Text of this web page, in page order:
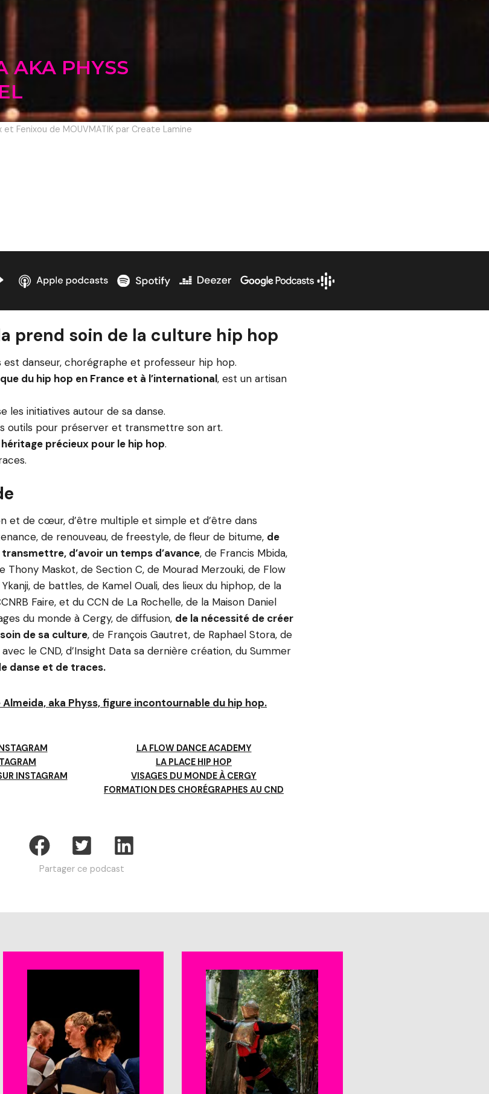
AKA PHYSS
Fenixou de MOUVMATIK par Create Lamine
prend soin de la culture hip hop
est danseur, chorégraphe et professeur hip hop.
du hip hop en France et à l’international, est un artisan
les initiatives autour de sa danse.
outils pour préserver et transmettre son art.
précieux pour le hip hop.
et de cœur, d’être multiple et simple et d’être dans
de renouveau, de freestyle, de fleur de bitume, de
transmettre, d’avoir un temps d’avance, de Francis Mbida,
Thony Maskot, de Section C, de Mourad Merzouki, de Flow
de battles, de Kamel Ouali, des lieux du hiphop, de la
Faire, et du CCN de La Rochelle, de la Maison Daniel
du monde à Cergy, de diffusion, de la nécessité de créer
de sa culture, de François Gautret, de Raphael Stora, de
le CND, d’Insight Data sa dernière création, du Summer
danse et de traces.
Almeida, aka Physs, figure incontournable du hip hop.
INSTAGRAM
LA FLOW DANCE ACADEMY
LA PLACE HIP HOP
VISAGES DU MONDE À CERGY
FORMATION DES CHORÉGRAPHES AU CND
Partager ce podcast